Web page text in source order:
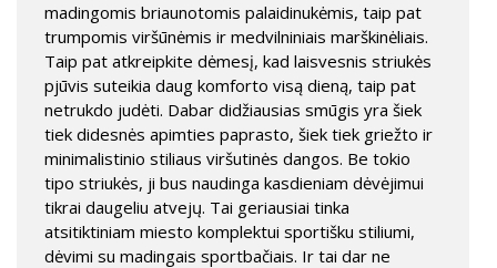
madingomis briaunotomis palaidinukėmis, taip pat
trumpomis viršūnėmis ir medvilniniais marškinėliais.
Taip pat atkreipkite dėmesį, kad laisvesnis striukės
pjūvis suteikia daug komforto visą dieną, taip pat
netrukdo judėti. Dabar didžiausias smūgis yra šiek
tiek didesnės apimties paprasto, šiek tiek griežto ir
minimalistinio stiliaus viršutinės dangos. Be tokio
tipo striukės, ji bus naudinga kasdieniam dėvėjimui
tikrai daugeliu atvejų. Tai geriausiai tinka
atsitiktiniam miesto komplektui sportišku stiliumi,
dėvimi su madingais sportbačiais. Ir tai dar ne